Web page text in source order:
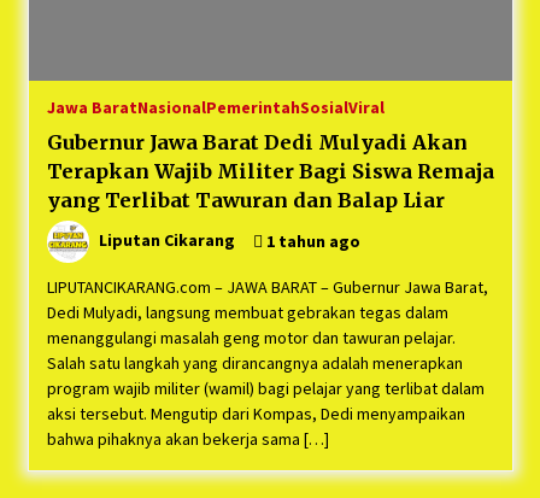
Sebelum Waktunya
1 tahun ago
Kartini Penggerak Lingkungan dari Sampah
Bukit Berlian
1 tahun ago
PNM Berangkatkan Ratusan Peserta : Mudik
Aman Sampai Tujuan BUMN 2025
1 tahun ago
Ketua Umum Jurpala KOSMI Indonesia Gilang
Bayu Nugraha, S.H, Ucapkan Terimakasih Atas
Support Camat Kedungwaringin Memberikan
Logistik Ke Posko Jurpala Kosmi
1 tahun ago
Jawa BaratNasionalPemerintahSosialViral
Gubernur Jawa Barat Dedi Mulyadi Akan
Terapkan Wajib Militer Bagi Siswa Remaja
yang Terlibat Tawuran dan Balap Liar
Liputan Cikarang 1 tahun ago
LIPUTANCIKARANG.com – JAWA BARAT – Gubernur Jawa Barat,
Dedi Mulyadi, langsung membuat gebrakan tegas dalam
menanggulangi masalah geng motor dan tawuran pelajar.
Salah satu langkah yang dirancangnya adalah menerapkan
program wajib militer (wamil) bagi pelajar yang terlibat dalam
aksi tersebut. Mengutip dari Kompas, Dedi menyampaikan
bahwa pihaknya akan bekerja sama […]